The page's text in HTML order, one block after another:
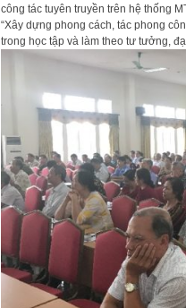
công tác tuyên truyền trên hệ thống
“Xây dựng phong cách, tác phong
trong học tập và làm theo tư tưởng,